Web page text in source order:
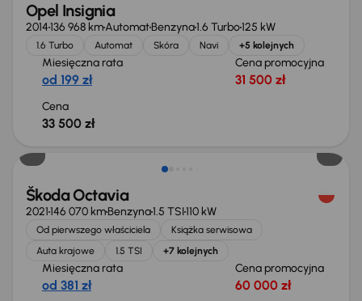
Opel Insignia
2014136 968 kmAutomatBenzyna1.6 Turbo125 kW
1.6 Turbo Automat Skóra Navi +5 kolejnych
Miesięczna rata
od 199 zł
Cena promocyjna
31 500 zł
Cena
33 500 zł
Taniej o 1 000 zł
Škoda Octavia
2021146 070 kmBenzyna1.5 TSI110 kW
Od pierwszego właściciela
Książka serwisowa
Auta krajowe
1.5 TSI +7 kolejnych
Miesięczna rata
od 381 zł
Cena promocyjna
60 000 zł